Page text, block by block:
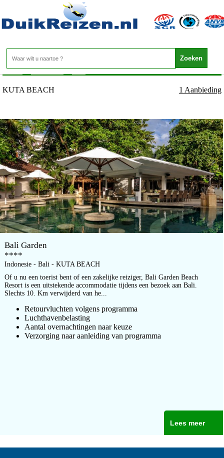
Indonesie - Bali - KUTA BEACH
Home>Indonesie>Bali>KUTA BEACH
KUTA BEACH 1 Aanbieding
Bali Garden
****
Indonesie - Bali - KUTA BEACH
Of u nu een toerist bent of een zakelijke reiziger, Bali Garden Beach
Resort is een uitstekende accommodatie tijdens een bezoek aan Bali.
Slechts 10. Km verwijderd van he...
Retourvluchten volgens programma
Luchthavenbelasting
Aantal overnachtingen naar keuze
Verzorging naar aanleiding van programma
Lees meer